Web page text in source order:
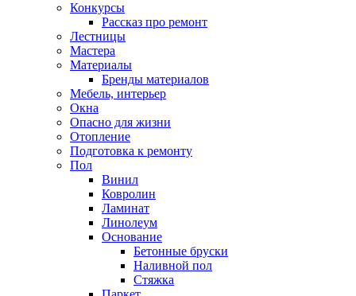
Конкурсы
Рассказ про ремонт
Лестницы
Мастера
Материалы
Бренды материалов
Мебель, интерьер
Окна
Опасно для жизни
Отопление
Подготовка к ремонту
Пол
Винил
Ковролин
Ламинат
Линолеум
Основание
Бетонные бруски
Наливной пол
Стяжка